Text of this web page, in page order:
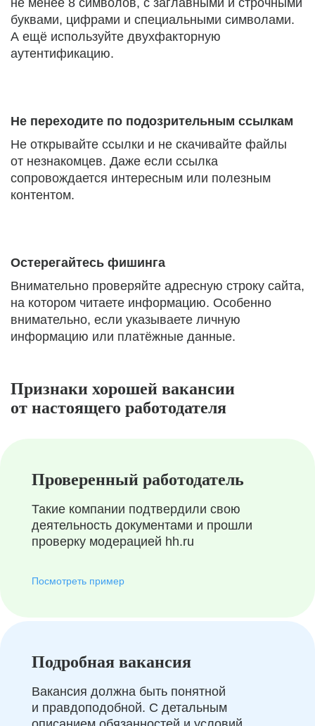
не менее 8 символов, с заглавными и строчными
буквами, цифрами и специальными символами.
А ещё используйте двухфакторную
аутентификацию.
Не переходите по подозрительным ссылкам
Не открывайте ссылки и не скачивайте файлы
от незнакомцев. Даже если ссылка
сопровождается интересным или полезным
контентом.
Остерегайтесь фишинга
Внимательно проверяйте адресную строку сайта,
на котором читаете информацию. Особенно
внимательно, если указываете личную
информацию или платёжные данные.
Признаки хорошей вакансии
от настоящего работодателя
Проверенный работодатель
Такие компании подтвердили свою
деятельность документами и прошли
проверку модерацией hh.ru
Посмотреть пример
Подробная вакансия
Вакансия должна быть понятной
и правдоподобной. С детальным